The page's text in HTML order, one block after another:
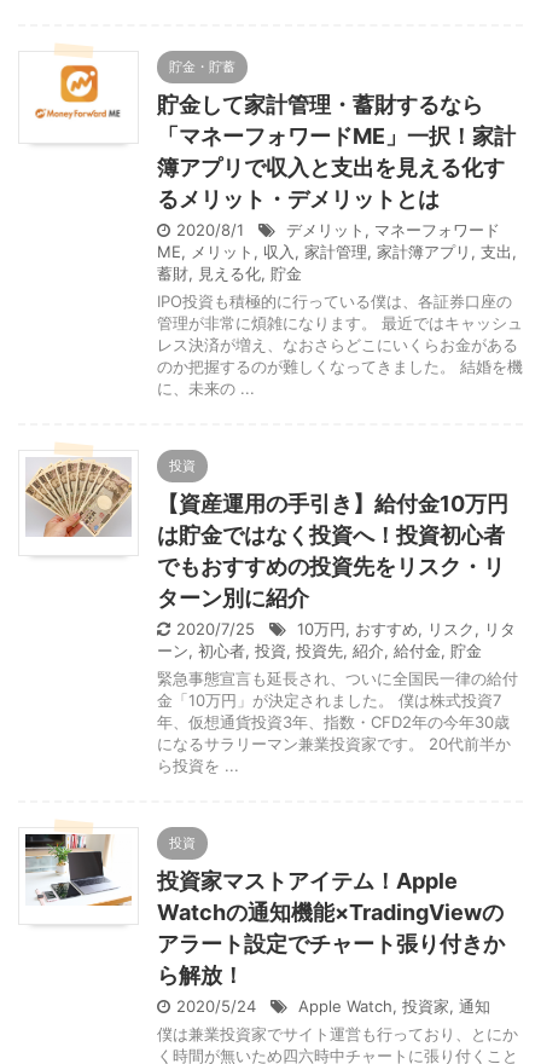
貯金・貯蓄
貯金して家計管理・蓄財するなら
「マネーフォワードME」一択！家計
簿アプリで収入と支出を見える化す
るメリット・デメリットとは
2020/8/1 デメリット , マネーフォワード
ME, メリット , 収入 , 家計管理, 家計簿アプリ , 支出,
蓄財, 見える化, 貯金
IPO投資も積極的に行っている僕は、各証券口座の
管理が非常に煩雑になります。 最近ではキャッシュ
レス決済が増え、なおさらどこにいくらお金がある
のか把握するのが難しくなってきました。 結婚を機
に、未来の ...
投資
【資産運用の手引き】給付金10万円
は貯金ではなく投資へ！投資初心者
でもおすすめの投資先をリスク・リ
ターン別に紹介
2020/7/25 10万円, おすすめ, リスク, リタ
ーン, 初心者, 投資, 投資先, 紹介, 給付金, 貯金
緊急事態宣言も延長され、ついに全国民一律の給付
金「10万円」が決定されました。 僕は株式投資7
年、仮想通貨投資3年、指数・CFD2年の今年30歳
になるサラリーマン兼業投資家です。 20代前半か
ら投資を ...
投資
投資家マストアイテム！Apple
Watchの通知機能×TradingViewの
アラート設定でチャート張り付きか
ら解放！
2020/5/24 Apple Watch, 投資家, 通知
僕は兼業投資家でサイト運営も行っており、とにか
く時間が無いため四六時中チャートに張り付くこと